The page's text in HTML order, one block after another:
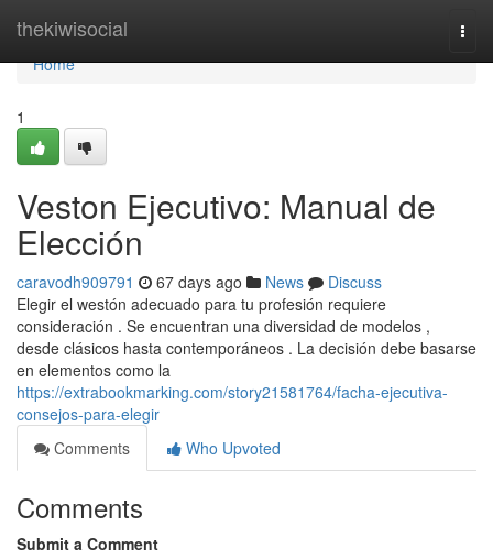
thekiwisocial
Home
Home
1
Veston Ejecutivo: Manual de
Elección
caravodh909791 67 days ago News
Discuss
Elegir el westón adecuado para tu profesión requiere
consideración . Se encuentran una diversidad de modelos ,
desde clásicos hasta contemporáneos . La decisión debe basarse
en elementos como la
https://extrabookmarking.com/story21581764/facha-ejecutiva-
consejos-para-elegir
Comments
Who Upvoted
Comments
Submit a Comment